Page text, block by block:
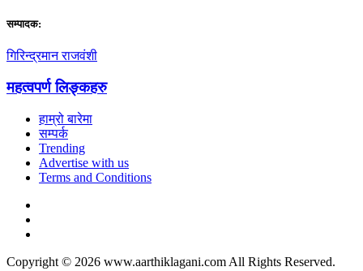
सम्पादक:
गिरिन्द्रमान राजवंशी
महत्वपर्ण लिङ्कहरु
हाम्रो बारेमा
सम्पर्क
Trending
Advertise with us
Terms and Conditions
Copyright © 2026 www.aarthiklagani.com All Rights Reserved.